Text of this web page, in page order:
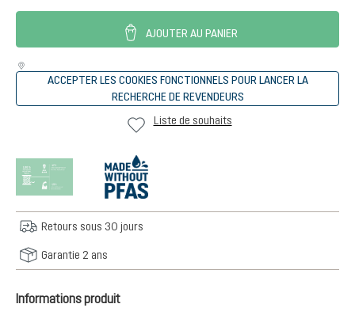
AJOUTER AU PANIER
ACCEPTER LES COOKIES FONCTIONNELS POUR LANCER LA
RECHERCHE DE REVENDEURS
Liste de souhaits
Retours sous 30 jours
Garantie 2 ans
Informations produit